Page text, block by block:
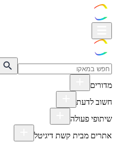
מדורים
חשוב לדעת
שיתופי פעולה
אתרים מבית קשת דיגיטל